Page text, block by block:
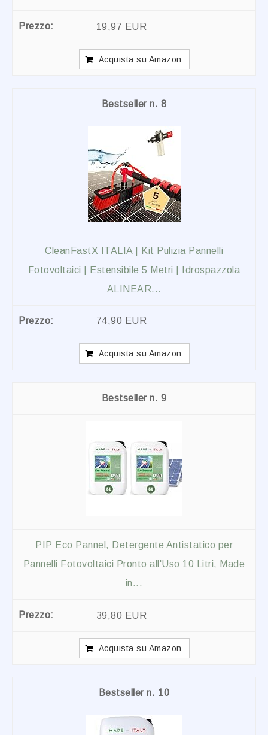
19,97 EUR
Acquista su Amazon
8
CleanFastX ITALIA | Kit Pulizia Pannelli
Fotovoltaici | Estensibile 5 Metri | Idrospazzola
ALINEAR...
74,90 EUR
Acquista su Amazon
9
PIP Eco Pannel, Detergente Antistatico per
Pannelli Fotovoltaici Pronto all'Uso 10 Litri, Made
in...
39,80 EUR
Acquista su Amazon
10